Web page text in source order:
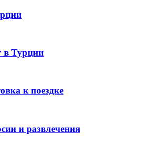
в Турции
к поездке
и развлечения